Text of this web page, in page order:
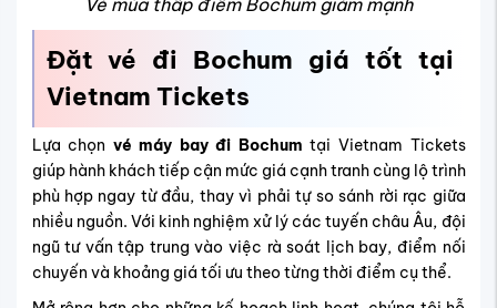
Vé mùa thấp điểm Bochum giảm mạnh
Đặt vé đi Bochum giá tốt tại
Vietnam Tickets
Lựa chọn vé máy bay đi Bochum tại Vietnam Tickets
giúp hành khách tiếp cận mức giá cạnh tranh cùng lộ trình
phù hợp ngay từ đầu, thay vì phải tự so sánh rời rạc giữa
nhiều nguồn. Với kinh nghiệm xử lý các tuyến châu Âu, đội
ngũ tư vấn tập trung vào việc rà soát lịch bay, điểm nối
chuyến và khoảng giá tối ưu theo từng thời điểm cụ thể.